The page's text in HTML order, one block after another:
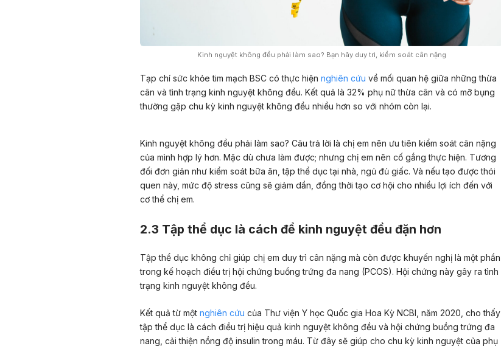
Kinh nguyệt không đều phải làm sao? Bạn hãy duy trì, kiểm soát cân nặng
Tạp chí sức khỏe tim mạch BSC có thực hiện nghiên cứu về mối quan hệ giữa những thừa
cân và tình trạng kinh nguyệt không đều. Kết quả là 32% phụ nữ thừa cân và có mỡ bụng
thường gặp chu kỳ kinh nguyệt không đều nhiều hơn so với nhóm còn lại.
Kinh nguyệt không đều phải làm sao? Câu trả lời là chị em nên ưu tiên kiểm soát cân nặng
của mình hợp lý hơn. Mặc dù chưa làm được; nhưng chị em nên cố gắng thực hiện. Tương
đối đơn giản như kiểm soát bữa ăn, tập thể dục tại nhà, ngủ đủ giấc. Và nếu tạo được thói
quen này, mức độ stress cũng sẽ giảm dần, đồng thời tạo cơ hội cho nhiều lợi ích đến với
cơ thể chị em.
2.3 Tập thể dục là cách để kinh nguyệt đều đặn hơn
Tập thể dục không chỉ giúp chị em duy trì cân nặng mà còn được khuyến nghị là một phần
trong kế hoạch điều trị hội chứng buồng trứng đa nang (PCOS). Hội chứng này gây ra tình
trạng kinh nguyệt không đều.
Kết quả từ một nghiên cứu của Thư viện Y học Quốc gia Hoa Kỳ NCBI, năm 2020, cho thấy
tập thể dục là cách điều trị hiệu quả kinh nguyệt không đều và hội chứng buồng trứng đa
nang, cải thiện nồng độ insulin trong máu. Từ đây sẽ giúp cho chu kỳ kinh nguyệt của phụ